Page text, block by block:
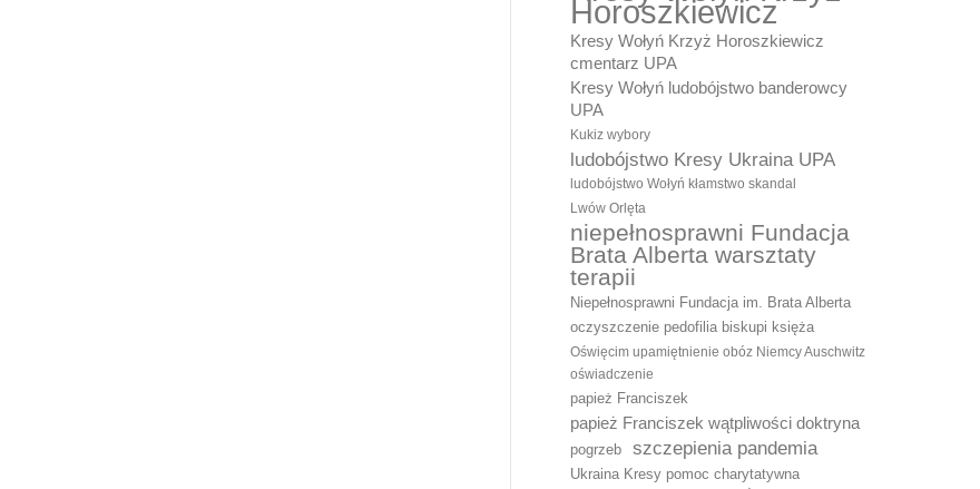
Horoszkiewicz
Kresy Wołyń Krzyż Horoszkiewicz
cmentarz UPA
Kresy Wołyń ludobójstwo banderowcy
UPA
Kukiz wybory
ludobójstwo Kresy Ukraina UPA
ludobójstwo Wołyń kłamstwo skandal
Lwów Orlęta
niepełnosprawni Fundacja
Brata Alberta warsztaty
terapii
Niepełnosprawni Fundacja im. Brata Alberta
oczyszczenie pedofilia biskupi księża
Oświęcim upamiętnienie obóz Niemcy Auschwitz
oświadczenie
papież Franciszek
papież Franciszek wątpliwości doktryna
pogrzeb szczepienia pandemia
Ukraina Kresy pomoc charytatywna